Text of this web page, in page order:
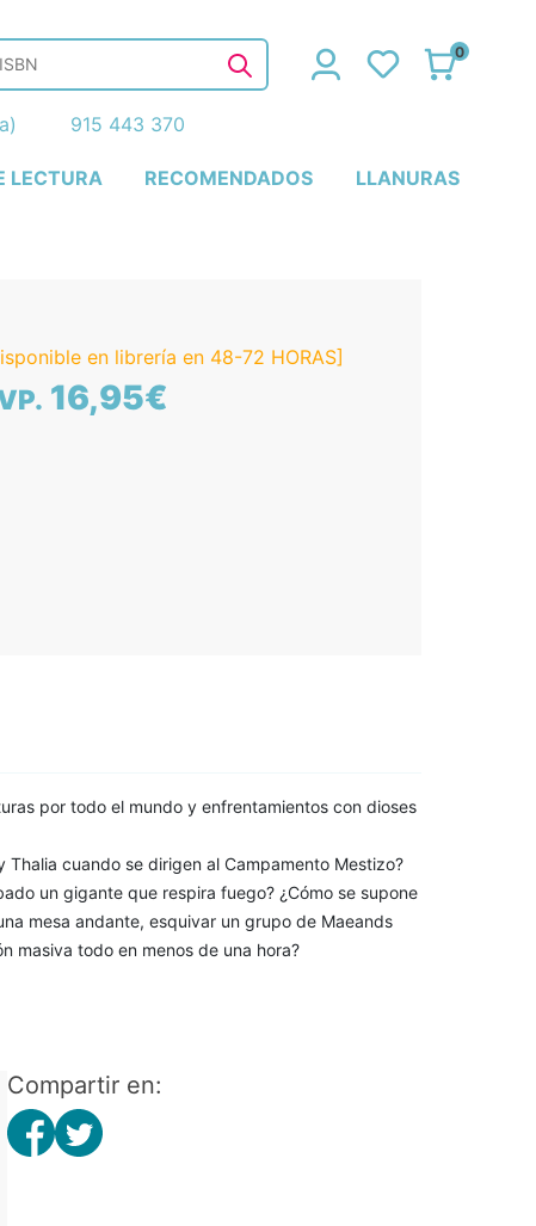
LECTURA RECOMENDADOS LLANURAS
0
915 443 370
en librería en 48-72 HORAS]
16,95€
por todo el mundo y enfrentamientos con dioses
cuando se dirigen al Campamento Mestizo?
un gigante que respira fuego? ¿Cómo se supone
mesa andante, esquivar un grupo de Maeands
masiva todo en menos de una hora?
Compartir en: